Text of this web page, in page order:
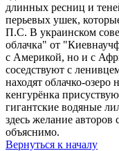
длинных ресниц и
перьевых ушек,
П.С. В украинском
облачка" от
с Америкой, но и с
соседствуют с
находят облачко-озеро
кенгурёнка
гигантские водяные
здесь желание
объяснимо.
Вернуться к началу